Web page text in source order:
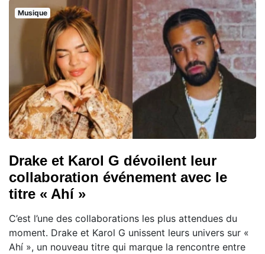
Musique
Drake et Karol G dévoilent leur
collaboration événement avec le
titre « Ahí »
C’est l’une des collaborations les plus attendues du
moment. Drake et Karol G unissent leurs univers sur «
Ahí », un nouveau titre qui marque la rencontre entre